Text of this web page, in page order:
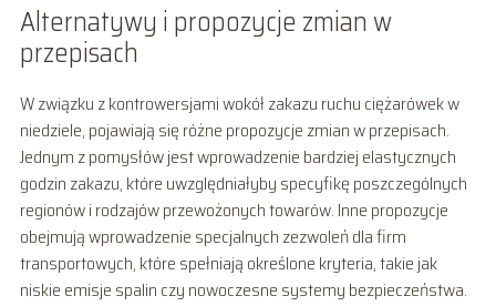
Alternatywy i propozycje zmian w
przepisach
W związku z kontrowersjami wokół zakazu ruchu ciężarówek w
niedziele, pojawiają się różne propozycje zmian w przepisach.
Jednym z pomysłów jest wprowadzenie bardziej elastycznych
godzin zakazu, które uwzględniałyby specyfikę poszczególnych
regionów i rodzajów przewożonych towarów. Inne propozycje
obejmują wprowadzenie specjalnych zezwoleń dla firm
transportowych, które spełniają określone kryteria, takie jak
niskie emisje spalin czy nowoczesne systemy bezpieczeństwa.